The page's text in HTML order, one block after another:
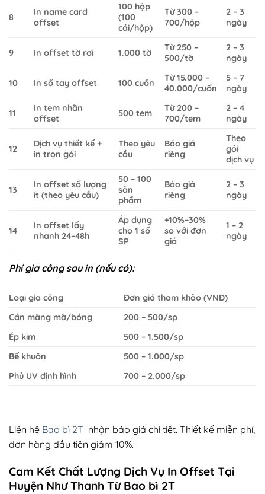
8
In name card
offset
100 hộp
(100
cái/hộp)
Từ 300 –
700/hộp
2 – 3
ngày
9 In offset tờ rơi 1.000 tờ
Từ 250 –
500/tờ
2 – 3
ngày
10 In sổ tay offset 100 cuốn
Từ 15.000 –
40.000/cuốn
5 – 7
ngày
11
In tem nhãn
offset
500 tem
Từ 200 –
700/tem
2 – 4
ngày
12
Dịch vụ thiết kế +
in trọn gói
Theo yêu
cầu
Báo giá
riêng
Theo
gói
dịch vụ
13
In offset số lượng
ít (theo yêu cầu)
50 – 100
sản
phẩm
Báo giá
riêng
2 – 3
ngày
14
In offset lấy
nhanh 24–48h
Áp dụng
cho 1 số
SP
+10%–30%
so với đơn
giá
1 – 2
ngày
Phí gia công sau in (nếu có):
Loại gia công
Đơn giá tham khảo (VNĐ)
Cán màng mờ/bóng
200 – 500/sp
Ép kim
500 – 1.500/sp
Bế khuôn
500 – 1.000/sp
Phủ UV định hình
700 – 2.000/sp
Liên hệ Bao bì 2T nhận báo giá chi tiết. Thiết kế miễn phí,
đơn hàng đầu tiên giảm 10%.
Cam Kết Chất Lượng Dịch Vụ In Offset Tại
Huyện Như Thanh Từ Bao bì 2T